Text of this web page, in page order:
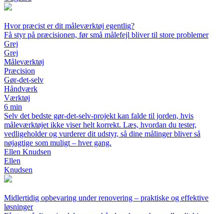
Hvor præcist er dit måleværktøj egentlig?
Få styr på præcisionen, før små målefejl bliver til store problemer
Grej
Grej
Måleværktøj
Præcision
Gør-det-selv
Håndværk
Værktøj
6 min
Selv det bedste gør-det-selv-projekt kan falde til jorden, hvis
måleværktøjet ikke viser helt korrekt. Læs, hvordan du tester,
vedligeholder og vurderer dit udstyr, så dine målinger bliver så
nøjagtige som muligt – hver gang.
Ellen Knudsen
Ellen
Knudsen
Midlertidig opbevaring under renovering – praktiske og effektive
løsninger